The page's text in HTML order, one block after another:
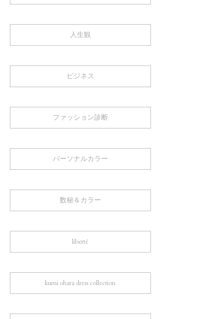
人生観
ビジネス
ファッション診断
パーソナルカラー
数秘＆カラー
liberté
kumi ohara dress collection